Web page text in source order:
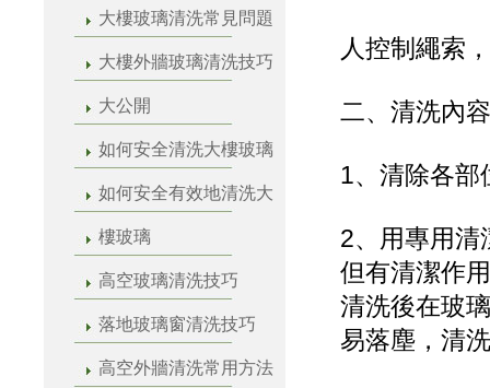
大樓玻璃清洗常見問題
大樓外牆玻璃清洗技巧
大公開
如何安全清洗大樓玻璃
如何安全有效地清洗大
樓玻璃
高空玻璃清洗技巧
落地玻璃窗清洗技巧
高空外牆清洗常用方法
人控制繩索
二、清洗內容
1、清除各部
2、用專用清
但有清潔作
清洗後在玻
易落塵，清